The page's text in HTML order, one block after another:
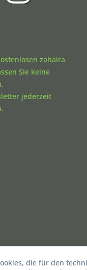
zahaira
Sie keine
jederzeit
die für den